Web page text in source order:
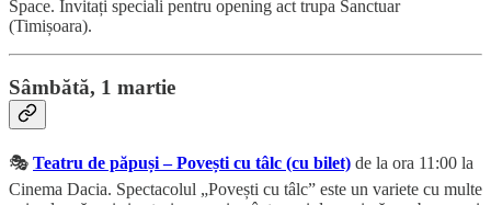
Space. Invitați speciali pentru opening act trupa Sanctuar
(Timișoara).
Sâmbătă, 1 martie
🎭 Teatru de păpuși – Povești cu tâlc (cu bilet) de la ora 11:00 la
Cinema Dacia. Spectacolul „Povești cu tâlc” este un variete cu multe